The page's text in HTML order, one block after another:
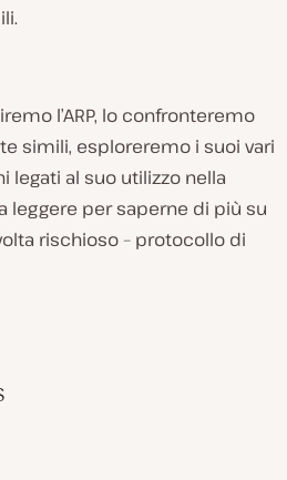
l’ARP, lo confronteremo
simili, esploreremo i suoi vari
legati al suo utilizzo nella
leggere per saperne di più su
rischioso – protocollo di